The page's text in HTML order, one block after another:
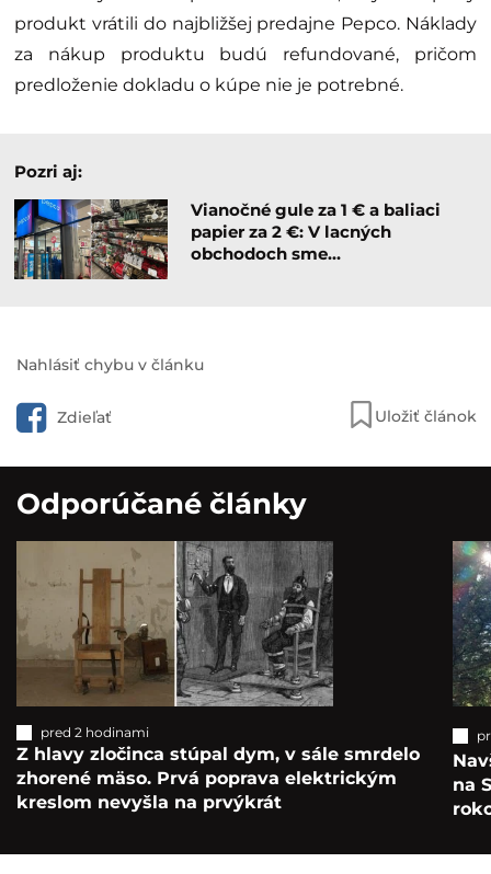
produkt vrátili do najbližšej predajne Pepco. Náklady
za nákup produktu budú refundované, pričom
predloženie dokladu o kúpe nie je potrebné.
Pozri aj:
Vianočné gule za 1 € a baliaci
papier za 2 €: V lacných
obchodoch sme…
Nahlásiť chybu v článku
Zdieľať Uložiť článok
Odporúčané články
pred 2 hodinami
Z hlavy zločinca stúpal dym, v sále smrdelo
zhorené mäso. Prvá poprava elektrickým
kreslom nevyšla na prvýkrát
na